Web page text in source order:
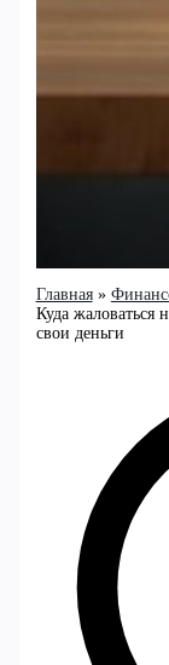
Главная
Куда жаловаться
свои деньги